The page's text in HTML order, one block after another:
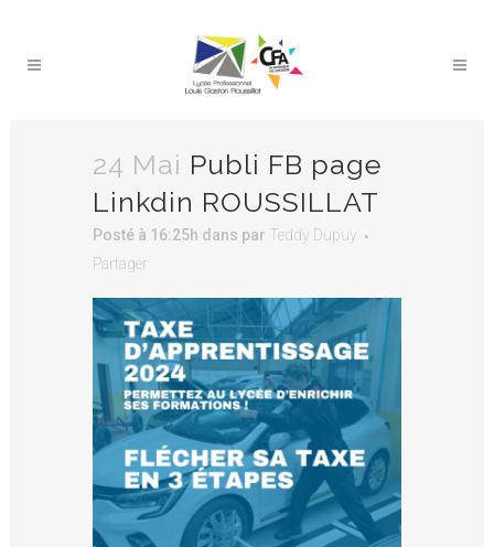
24 Mai Publi FB page
Linkdin ROUSSILLAT
Posté à 16:25h dans par Teddy Dupuy
Partager